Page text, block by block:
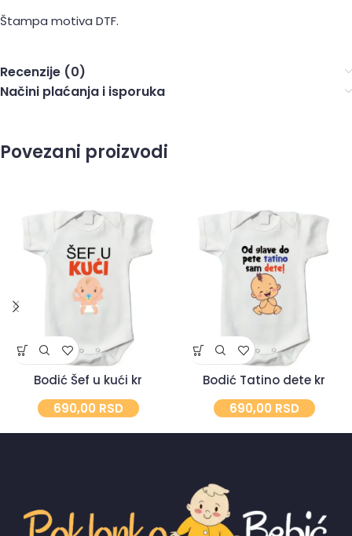
Štampa motiva DTF.
Recenzije (0)
Načini plaćanja i isporuka
Povezani proizvodi
Bodić Šef u kući kr
690,00 RSD
Bodić Tatino dete kr
690,00 RSD